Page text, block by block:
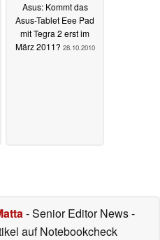
Asus: Kommt das
Asus-Tablet Eee Pad
mit Tegra 2 erst im
März 2011? 28.10.2010
- Senior Editor News-
auf Notebookcheck